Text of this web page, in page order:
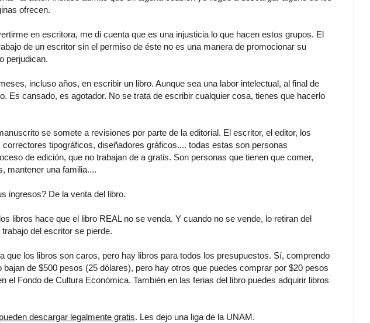
ofrecen.
en escritora, me di cuenta que es una injusticia lo que hacen estos grupos. El
de un escritor sin el permiso de éste no es una manera de promocionar su
perjudican.
incluso años, en escribir un libro. Aunque sea una labor intelectual, al final de
Es cansado, es agotador. No se trata de escribir cualquier cosa, tienes que hacerlo
se somete a revisiones por parte de la editorial. El escritor, el editor, los
tipográficos, diseñadores gráficos.... todas estas son personas
de edición, que no trabajan de a gratis. Son personas que tienen que comer,
mantener una familia....
ingresos? De la venta del libro.
libros hace que el libro REAL no se venda. Y cuando no se vende, lo retiran del
del escritor se pierde.
que los libros son caros, pero hay libros para todos los presupuestos. Sí, comprendo
bajan de $500 pesos (25 dólares), pero hay otros que puedes comprar por $20 pesos
el Fondo de Cultura Económica. También en las ferias del libro puedes adquirir libros
descargar legalmente gratis. Les dejo una liga de la UNAM.